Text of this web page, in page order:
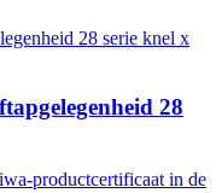
28
productcertificaat in de